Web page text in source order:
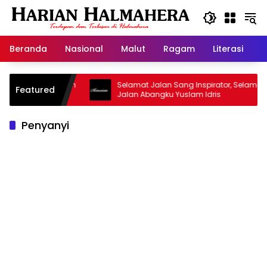
Langsung
Beranda
Nasional Malut Ragam Literasi
Featured
Warisan
Selamat Jalan Sang Inspirator, Selamat
Jalan Abangku Yuslam Idris
Penyanyi